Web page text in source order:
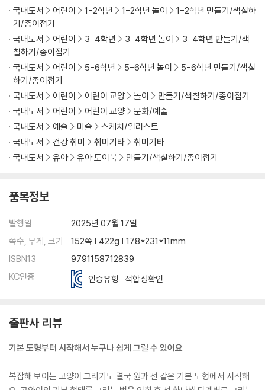
국내도서 어린이 1-2학년 1-2학년 놀이
1-2학년 만들기/색칠하
기/종이접기
국내도서
어린이 3-4학년 3-4학년 놀이
3-4학년 만들기/색
칠하기/종이접기
국내도서
어린이 5-6학년 5-6학년 놀이
5-6학년 만들기/색칠
하기/종이접기
국내도서
어린이 어린이 교양 놀이
만들기/색칠하기/종이접기
국내도서
어린이 어린이 교양
문화/예술
국내도서
예술 미술
스케치/일러스트
국내도서
건강 취미 취미기타
취미기타
국내도서
유아 유아 토이북 만들기/색칠하기/종이접기
품목정보
발행일
2025년 07월 17일
쪽수, 무게, 크기
152쪽 | 422g | 178*231*11mm
ISBN13
9791158712839
KC인증
인증유형 : 적합성확인
출판사 리뷰
기본 도형부터 시작해서 누구나 쉽게 그릴 수 있어요
복잡해 보이는 고양이 그리기도 결국 원과 선 같은 기본 도형에서 시작해